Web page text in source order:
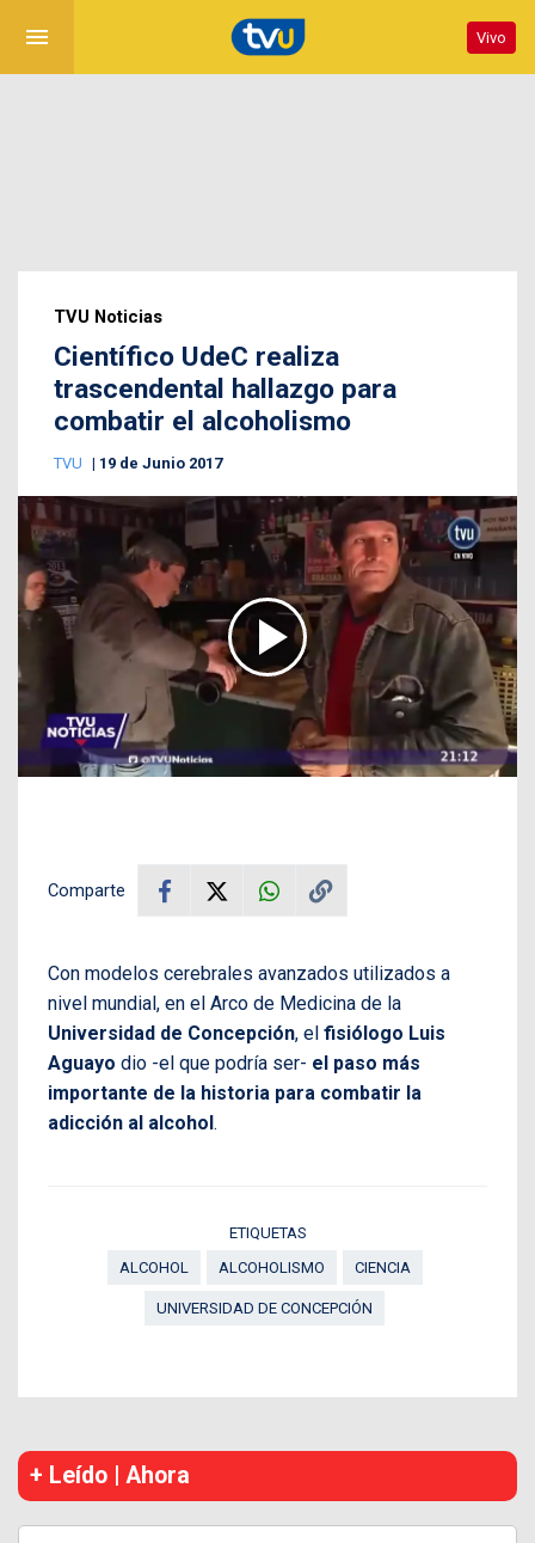
menu Vivo
TVU Noticias
Científico UdeC realiza
trascendental hallazgo para
combatir el alcoholismo
TVU 19 de Junio 2017
Comparte
Con modelos cerebrales avanzados utilizados a
nivel mundial, en el Arco de Medicina de la
Universidad de Concepción, el fisiólogo Luis
Aguayo dio -el que podría ser- el paso más
importante de la historia para combatir la
adicción al alcohol.
ETIQUETAS
ALCOHOL
ALCOHOLISMO CIENCIA
UNIVERSIDAD DE CONCEPCIÓN
+ Leído | Ahora